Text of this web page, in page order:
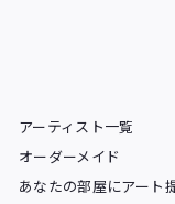
アーティスト一覧
オーダーメイド
あなたの部屋にアート